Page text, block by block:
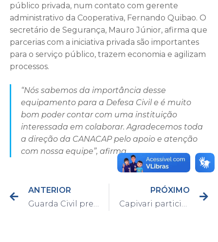
público privada, num contato com gerente
administrativo da Cooperativa, Fernando Quibao. O
secretário de Segurança, Mauro Júnior, afirma que
parcerias com a iniciativa privada são importantes
para o serviço público, trazem economia e agilizam
processos.
“Nós sabemos da importância desse
equipamento para a Defesa Civil e é muito
bom poder contar com uma instituição
interessada em colaborar. Agradecemos toda
a direção da CANACAP pelo apoio e atenção
com nossa equipe”, afirma.
ANTERIOR
PRÓXIMO